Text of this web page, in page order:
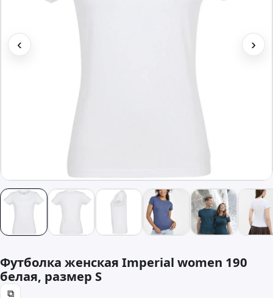
‹ ›
Футболка женская Imperial women 190
белая, размер S
⧉